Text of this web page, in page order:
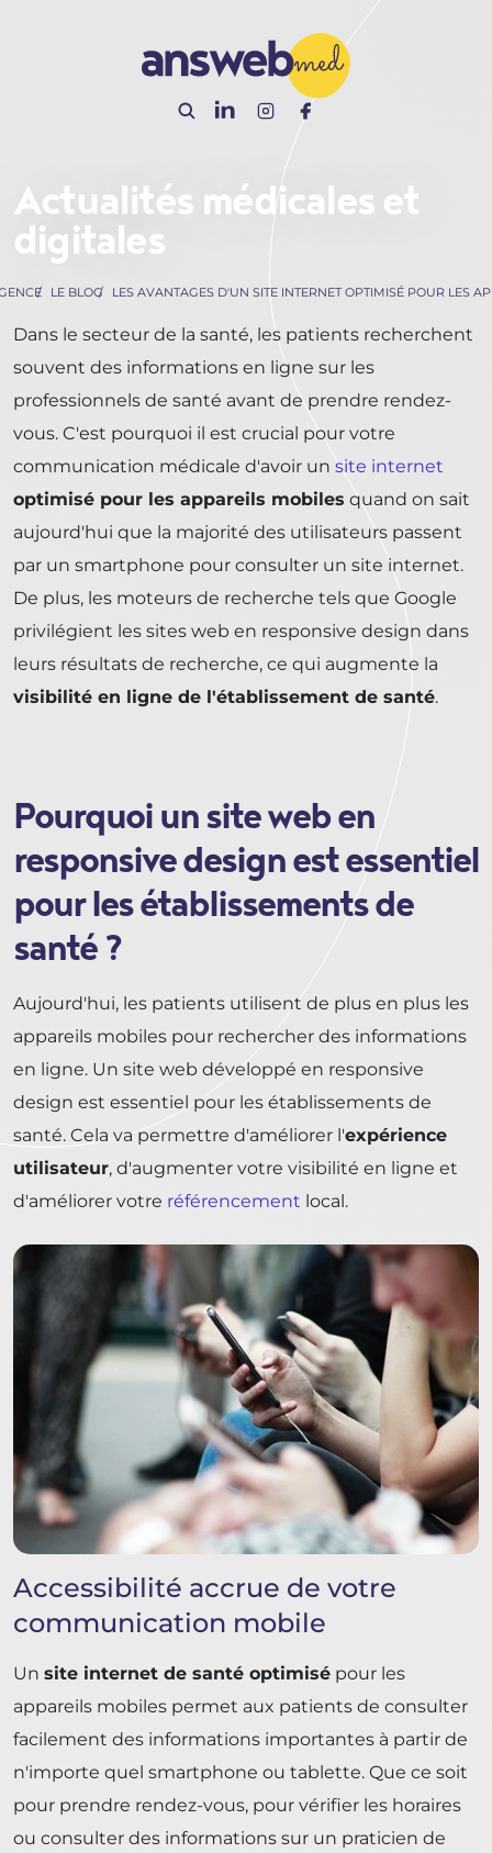
Actualités médicales et
digitales
LE BLOG LES AVANTAGES D'UN SITE INTERNET OPTIMISÉ POUR LES
Dans le secteur de la santé, les patients recherchent
souvent des informations en ligne sur les
professionnels de santé avant de prendre rendez-
vous. C'est pourquoi il est crucial pour votre
communication médicale d'avoir un site internet
optimisé pour les appareils mobiles quand on sait
aujourd'hui que la majorité des utilisateurs passent
par un smartphone pour consulter un site internet.
De plus, les moteurs de recherche tels que Google
privilégient les sites web en responsive design dans
leurs résultats de recherche, ce qui augmente la
visibilité en ligne de l'établissement de santé.
Pourquoi un site web en
responsive design est essentiel
pour les établissements de
santé ?
Aujourd'hui, les patients utilisent de plus en plus les
appareils mobiles pour rechercher des informations
en ligne. Un site web développé en responsive
design est essentiel pour les établissements de
santé. Cela va permettre d'améliorer l'expérience
utilisateur, d'augmenter votre visibilité en ligne et
d'améliorer votre référencement local.
Accessibilité accrue de votre
communication mobile
Un site internet de santé optimisé pour les
appareils mobiles permet aux patients de consulter
facilement des informations importantes à partir de
n'importe quel smartphone ou tablette. Que ce soit
pour prendre rendez-vous, pour vérifier les horaires
ou consulter des informations sur un praticien de